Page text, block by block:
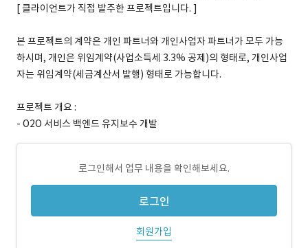
[ 클라이언트가 직접 발주한 프로젝트입니다. ]
본 프로젝트의 계약은 개인 파트너와 개인사업자 파트너가 모두 가능
하시며, 개인은 위임계약(사업소득세 3.3% 공제)의 형태로, 개인사업
자는 위임계약(세금계산서 발행) 형태로 가능합니다.
프로젝트 개요 :
- O2O 서비스 백엔드 유지보수 개발
로그인해서 업무 내용을 확인해보세요.
로그인
회원가입